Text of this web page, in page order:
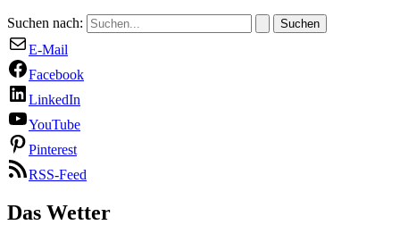
Suchen nach:
E-Mail
Facebook
LinkedIn
YouTube
Pinterest
RSS-Feed
Das Wetter